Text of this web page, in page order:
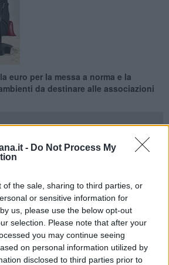
- Do Not Process My
of the sale, sharing to third parties, or
or sensitive information for
us, please use the below opt-out
selection. Please note that after your
you may continue seeing
on personal information utilized by
disclosed to third parties prior to
euro per la messa a norma e la
da destinare alle associazioni
ex Telecom di via di Murata a
comunale ha messo a disposizione
, a partire dalla bonifica della
(contenente amianto).
il rifacimento dei bagni e la
sanitario accessibile ai diversamente